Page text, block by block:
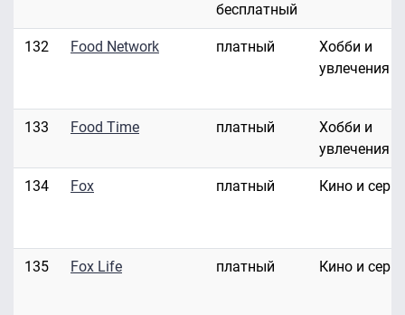
бесплатный
132 Food Network платный
Хобби и
увлечения
133 Food Time платный
Хобби и
увлечения
134 Fox платный Кино и
135 Fox Life платный Кино и